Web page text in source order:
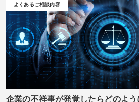
よくあるご相談内容
企業の不祥事が発覚したらどのよう